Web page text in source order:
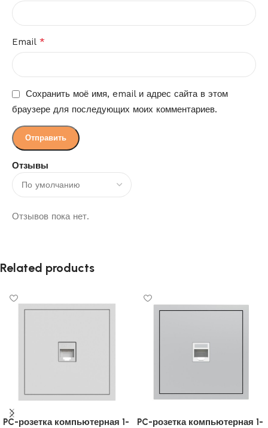
Отзывы
Отзывов пока нет.
Email *
Сохранить моё имя, email и адрес сайта в этом
браузере для последующих моих комментариев.
Related products
PC-розетка компьютерная 1-
PC-розетка компьютерная 1-